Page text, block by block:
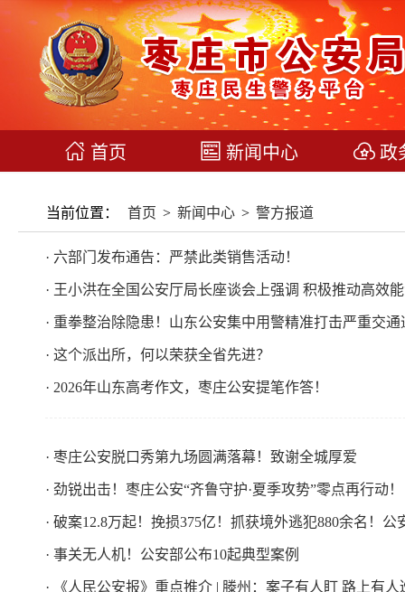
首页 新闻中心 政
当前位置： 首页 > 新闻中心 > 警方报道
· 六部门发布通告：严禁此类销售活动！
· 王小洪在全国公安厅局长座谈会上强调 积极推动高效
· 重拳整治除隐患！山东公安集中用警精准打击严重交通
· 这个派出所，何以荣获全省先进？
· 2026年山东高考作文，枣庄公安提笔作答！
· 枣庄公安脱口秀第九场圆满落幕！致谢全城厚爱
· 劲锐出击！枣庄公安“齐鲁守护·夏季攻势”零点再行动！
· 破案12.8万起！挽损375亿！抓获境外逃犯880余名！
· 事关无人机！公安部公布10起典型案例 ​
· 《人民公安报》重点推介 | 滕州：案子有人盯 路上有人